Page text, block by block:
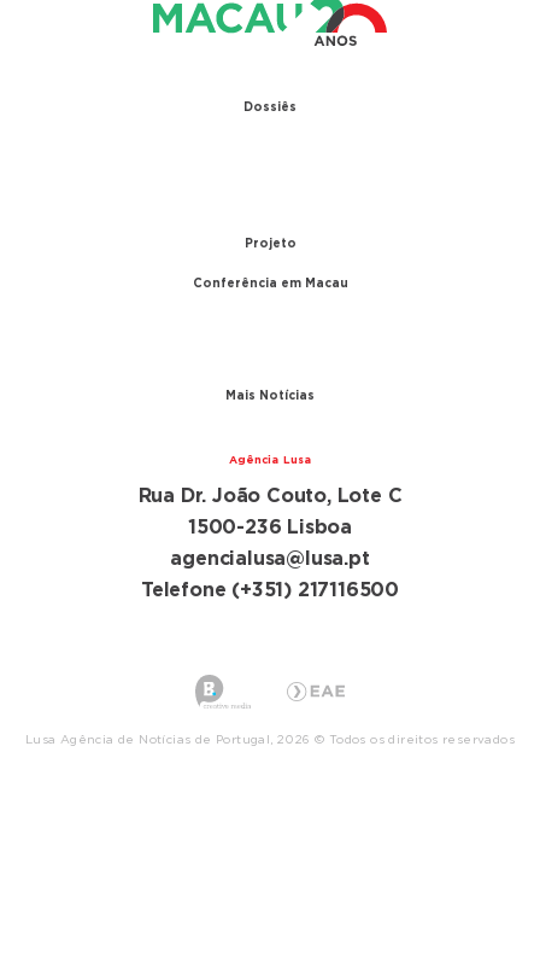
Dossiês
Projeto
Conferência em Macau
Mais Notícias
Agência Lusa
Rua Dr. João Couto, Lote C
1500-236 Lisboa
agencialusa@lusa.pt
Telefone (+351) 217116500
Lusa Agência de Notícias de Portugal, 2026 © Todos os direitos reservados